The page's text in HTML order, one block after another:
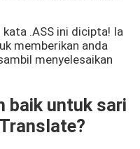
.ASS ini dicipta! Ia
memberikan anda
menyelesaikan
baik untuk sari